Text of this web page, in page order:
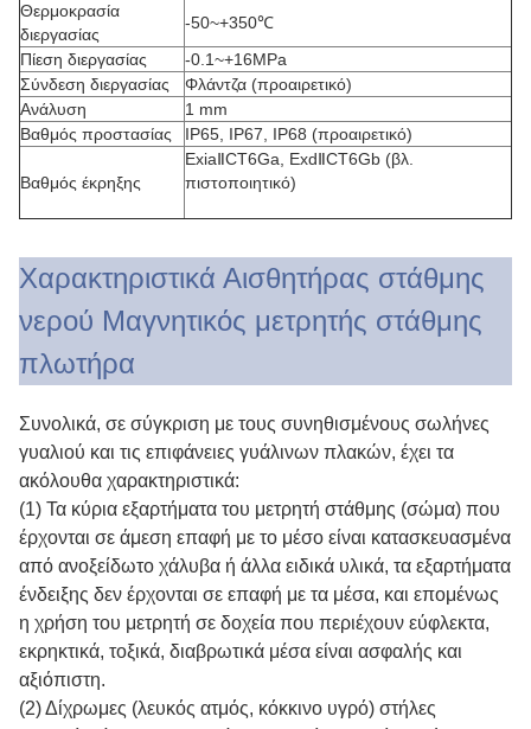
Θερμοκρασία
διεργασίας
-50~+350℃
Πίεση διεργασίας
-0.1~+16MPa
Σύνδεση διεργασίας
Φλάντζα (προαιρετικό)
Ανάλυση
1 mm
Βαθμός προστασίας
IP65, IP67, IP68 (προαιρετικό)
Βαθμός έκρηξης
ExiaⅡCT6Ga, ExdⅡCT6Gb (βλ.
πιστοποιητικό)
Χαρακτηριστικά Αισθητήρας στάθμης
νερού Μαγνητικός μετρητής στάθμης
πλωτήρα
Συνολικά, σε σύγκριση με τους συνηθισμένους σωλήνες
γυαλιού και τις επιφάνειες γυάλινων πλακών, έχει τα
ακόλουθα χαρακτηριστικά:
(1) Τα κύρια εξαρτήματα του μετρητή στάθμης (σώμα) που
έρχονται σε άμεση επαφή με το μέσο είναι κατασκευασμένα
από ανοξείδωτο χάλυβα ή άλλα ειδικά υλικά, τα εξαρτήματα
ένδειξης δεν έρχονται σε επαφή με τα μέσα, και επομένως
η χρήση του μετρητή σε δοχεία που περιέχουν εύφλεκτα,
εκρηκτικά, τοξικά, διαβρωτικά μέσα είναι ασφαλής και
αξιόπιστη.
(2) Δίχρωμες (λευκός ατμός, κόκκινο υγρό) στήλες